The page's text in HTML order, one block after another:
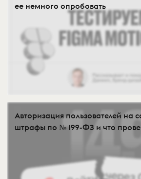
ее немного опробовать
Авторизация пользователей на
штрафы по № 199-ФЗ и что